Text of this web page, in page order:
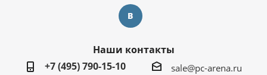
Наши контакты
+7 (495) 790-15-10
sale@pc-arena.ru